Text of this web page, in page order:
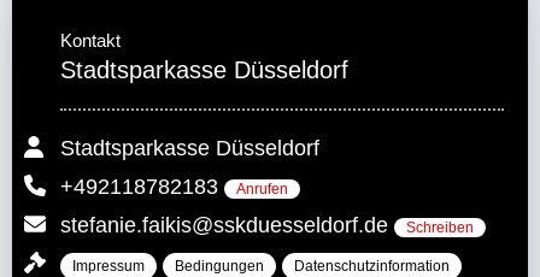
Kontakt
Stadtsparkasse Düsseldorf
Stadtsparkasse Düsseldorf
+492118782183
Anrufen
stefanie.faikis@sskduesseldorf.de Schreiben
Impressum Bedingungen Datenschutzinformation